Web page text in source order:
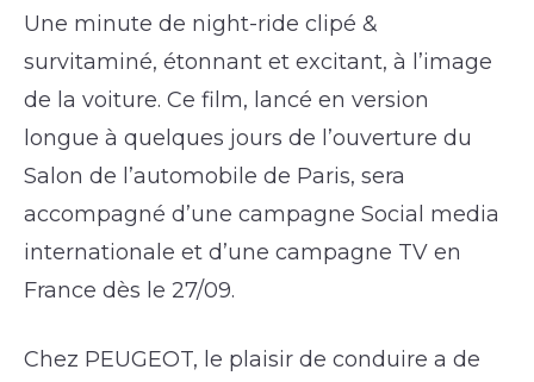
Une minute de night-ride clipé &
survitaminé, étonnant et excitant, à l’image
de la voiture. Ce film, lancé en version
longue à quelques jours de l’ouverture du
Salon de l’automobile de Paris, sera
accompagné d’une campagne Social media
internationale et d’une campagne TV en
France dès le 27/09.
Chez PEUGEOT, le plaisir de conduire a de